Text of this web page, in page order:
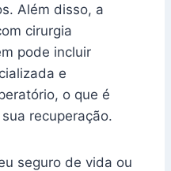
Além disso, a
cirurgia
pode incluir
e
o que é
recuperação.
seguro de vida ou